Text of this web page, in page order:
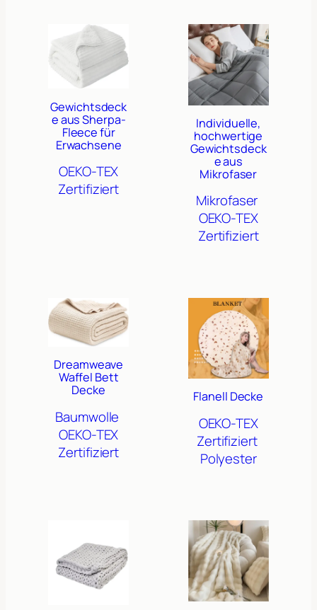
Gewichtsdeck
e aus Sherpa-
Fleece für
Erwachsene
OEKO-TEX
Zertifiziert
Individuelle,
hochwertige
Gewichtsdeck
e aus
Mikrofaser
Mikrofaser
OEKO-TEX
Zertifiziert
Dreamweave
Waffel Bett
Decke
Baumwolle
OEKO-TEX
Zertifiziert
Flanell Decke
OEKO-TEX
Zertifiziert
Polyester